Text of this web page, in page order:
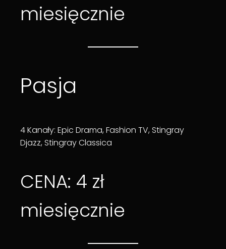
miesięcznie
Pasja
4 Kanały: Epic Drama, Fashion TV, Stingray
Djazz, Stingray Classica
CENA: 4 zł
miesięcznie